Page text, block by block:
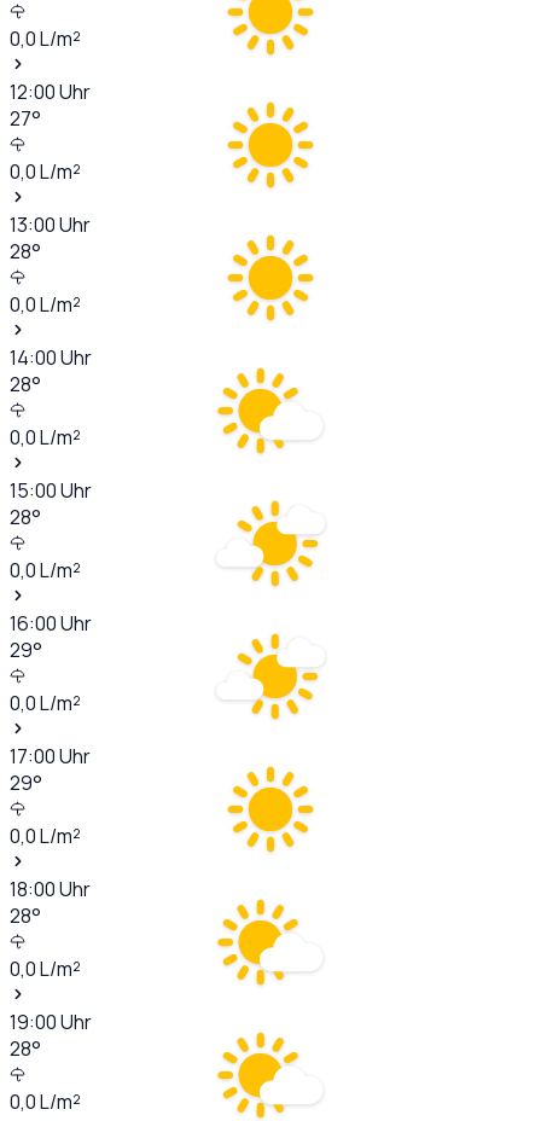
0,0L/m²
12:00Uhr
27°
0,0L/m²
13:00Uhr
28°
0,0L/m²
14:00Uhr
28°
0,0L/m²
15:00Uhr
28°
0,0L/m²
16:00Uhr
29°
0,0L/m²
17:00Uhr
29°
0,0L/m²
18:00Uhr
28°
0,0L/m²
19:00Uhr
28°
0,0L/m²